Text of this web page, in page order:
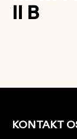
II B
KONTAKT